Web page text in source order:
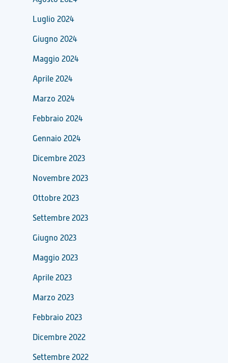
Luglio 2024
Giugno 2024
Maggio 2024
Aprile 2024
Marzo 2024
Febbraio 2024
Gennaio 2024
Dicembre 2023
Novembre 2023
Ottobre 2023
Settembre 2023
Giugno 2023
Maggio 2023
Aprile 2023
Marzo 2023
Febbraio 2023
Dicembre 2022
Settembre 2022